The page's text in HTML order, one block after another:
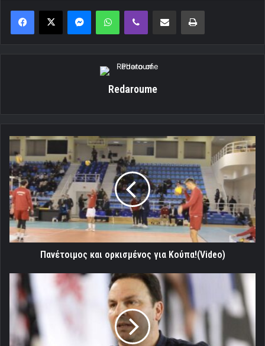
MessengerWhatsAppViber Κοινοποίηση μέσω ηλεκτρονικού ταχυδρομείουΕκτύπωση
Redaroume
Πανέτοιμος
και
ορκισμένος
για
Κούπα!
(Video)
Πανέτοιμος και ορκισμένος για Κούπα!(Video)
Βραβεία
ΠΣΑΤ:
Κορυφαίος
προπονητής
Βλάχος